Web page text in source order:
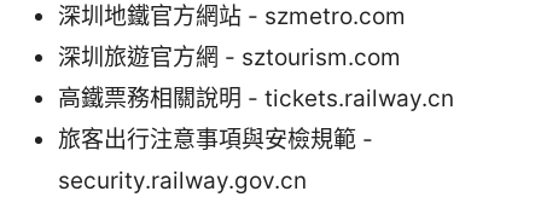
深圳地鐵官方網站 - szmetro.com
深圳旅遊官方網 - sztourism.com
高鐵票務相關說明 - tickets.railway.cn
旅客出行注意事項與安檢規範 -
security.railway.gov.cn